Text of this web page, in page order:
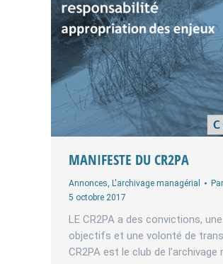
MANIFESTE DU CR2PA
Annonces, L'archivage managérial Par
5 octobre 2017
LE CR2PA a des convictions,
objectifs et une volonté de
CR2PA est le club de l’archivage